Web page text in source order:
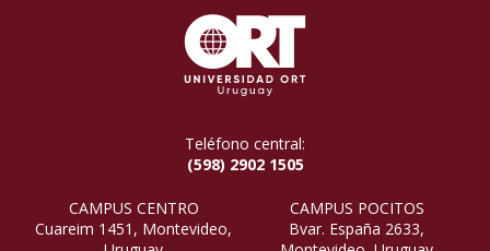
Teléfono central:
(598) 2902 1505
CAMPUS CENTRO
Cuareim 1451, Montevideo,
CAMPUS POCITOS
Bvar. España 2633,